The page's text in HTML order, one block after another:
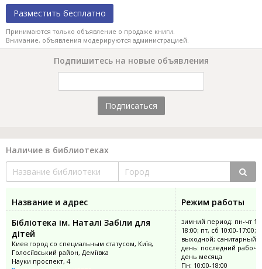
Разместить бесплатно
Принимаются только объявление о продаже книги.
Внимание, объявления модерируются администрацией.
Подпишитесь на новые объявления
Подписаться
Наличие в библиотеках
Название и адрес
Режим работы
Бібліотека ім. Наталі Забіли для
дітей
Киев город со специальным статусом, Київ,
Голосіївський район, Деміївка
Науки проспект, 4
зимний период: пн-чт
18:00; пт, сб 10:00-17:00;
выходной; санитарный
день: последний
день месяца
Пн: 10:00-18:00